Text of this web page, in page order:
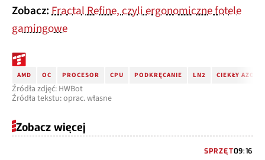
Zobacz:Fractal Refine, czyli ergonomiczne fotele
gamingowe
AMD OC PROCESOR CPU PODKRĘCANIE LN2 CIEKŁY AZOT
Źródła zdjęć: HWBot
Źródła tekstu: oprac. własne
Zobacz więcej
SPRZĘT09:16